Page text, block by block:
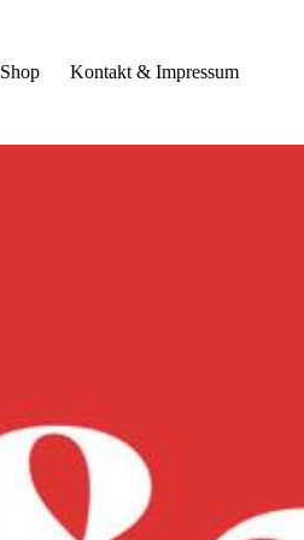
Shop Kontakt & Impressum